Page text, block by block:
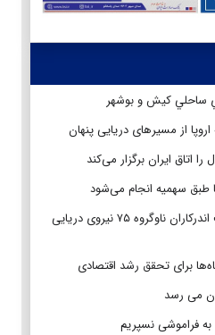
ساحلي کيش و بوشهر
از مسیرهای دریایی پنهان
اتاق ایران برگزار می‌کند
طبق سهمیه انجام می‌شود
تمجید فرمانده ارتش ازدست اندرکاران ناوگروه ۷۵ نیروی دریایی
برای تحقق رشد اقتصادی
می رسد
فراموشی نسپریم